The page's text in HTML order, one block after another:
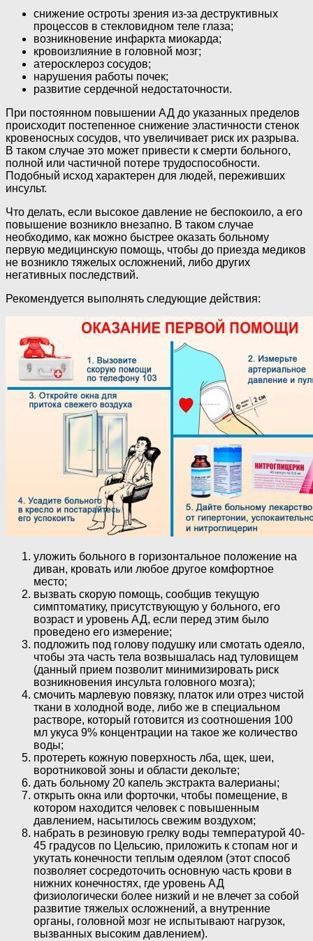
снижение остроты зрения из-за деструктивных
процессов в стекловидном теле глаза;
возникновение инфаркта миокарда;
кровоизлияние в головной мозг;
атеросклероз сосудов;
нарушения работы почек;
развитие сердечной недостаточности.
При постоянном повышении АД до указанных пределов
происходит постепенное снижение эластичности стенок
кровеносных сосудов, что увеличивает риск их разрыва.
В таком случае это может привести к смерти больного,
полной или частичной потере трудоспособности.
Подобный исход характерен для людей, переживших
инсульт.
Что делать, если высокое давление не беспокоило, а его
повышение возникло внезапно. В таком случае
необходимо, как можно быстрее оказать больному
первую медицинскую помощь, чтобы до приезда медиков
не возникло тяжелых осложнений, либо других
негативных последствий.
Рекомендуется выполнять следующие действия:
уложить больного в горизонтальное положение на
диван, кровать или любое другое комфортное
место;
вызвать скорую помощь, сообщив текущую
симптоматику, присутствующую у больного, его
возраст и уровень АД, если перед этим было
проведено его измерение;
подложить под голову подушку или смотать одеяло,
чтобы эта часть тела возвышалась над туловищем
(данный прием позволит минимизировать риск
возникновения инсульта головного мозга);
смочить марлевую повязку, платок или отрез чистой
ткани в холодной воде, либо же в специальном
растворе, который готовится из соотношения 100
мл укуса 9% концентрации на такое же количество
воды;
протереть кожную поверхность лба, щек, шеи,
воротниковой зоны и области декольте;
дать больному 20 капель экстракта валерианы;
открыть окна или форточки, чтобы помещение, в
котором находится человек с повышенным
давлением, насытилось свежим воздухом;
набрать в резиновую грелку воды температурой 40-
45 градусов по Цельсию, приложить к стопам ног и
укутать конечности теплым одеялом (этот способ
позволяет сосредоточить основную часть крови в
нижних конечностях, где уровень АД
физиологически более низкий и не влечет за собой
развитие тяжелых осложнений, а внутренние
органы, головной мозг не испытывают нагрузок,
вызванных высоким давлением).